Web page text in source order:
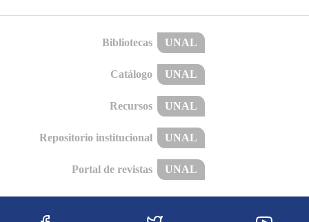
Bibliotecas UNAL
Catálogo UNAL
Recursos UNAL
Repositorio institucional UNAL
Portal de revistas UNAL